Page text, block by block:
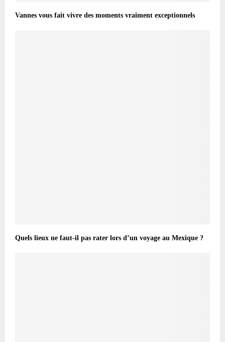
Vannes vous fait vivre des moments vraiment exceptionnels
Quels lieux ne faut-il pas rater lors d’un voyage au Mexique ?